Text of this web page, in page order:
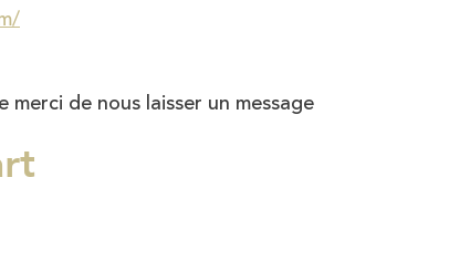
de nous laisser un message